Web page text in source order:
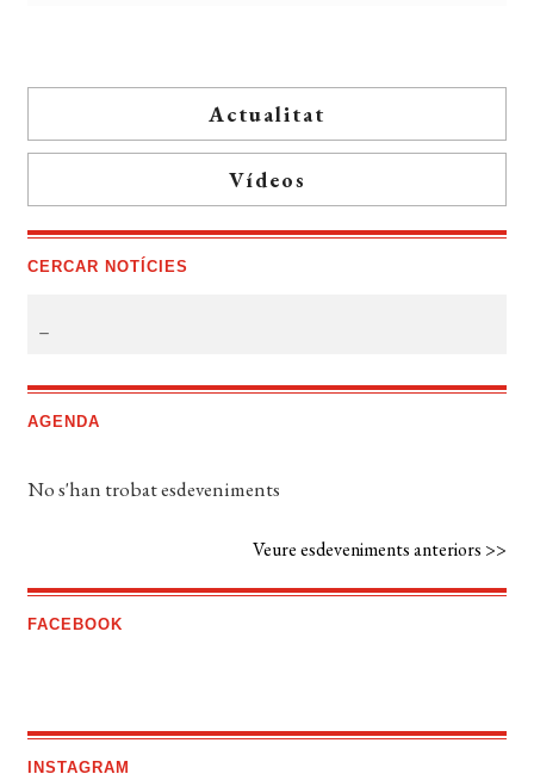
Actualitat
Vídeos
CERCAR NOTÍCIES
AGENDA
No s'han trobat esdeveniments
Veure esdeveniments anteriors >>
FACEBOOK
INSTAGRAM